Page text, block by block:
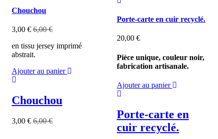
Chouchou
3,00 € 6,00€
en tissu jersey imprimé
abstrait.
Ajouter au panier
Chouchou
3,00 € 6,00€
Porte-carte en cuir recyclé.
20,00 €
Pièce unique, couleur noir,
fabrication artisanale.
Ajouter au panier
Porte-carte en
cuir recyclé.